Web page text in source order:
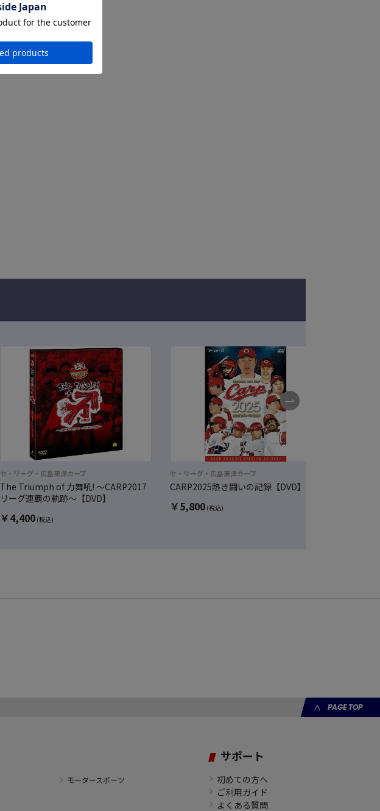
セ・リーグ・広島東洋カープ
The Triumph of 力舞吼! ～CARP2017
リーグ連覇の軌跡～【DVD】
￥4,400 (税込)
セ・リーグ・広島東洋カープ
CARP2025熱き闘いの記録【DVD】
￥5,800 (税込)
PAGE TOP
モータースポーツ
サポート
初めての方へ
ご利用ガイド
よくある質問